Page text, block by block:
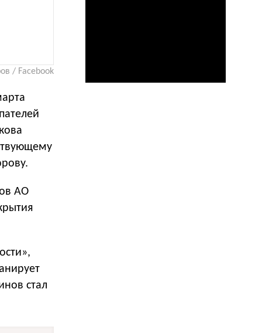
/ Facebook
АО
стал